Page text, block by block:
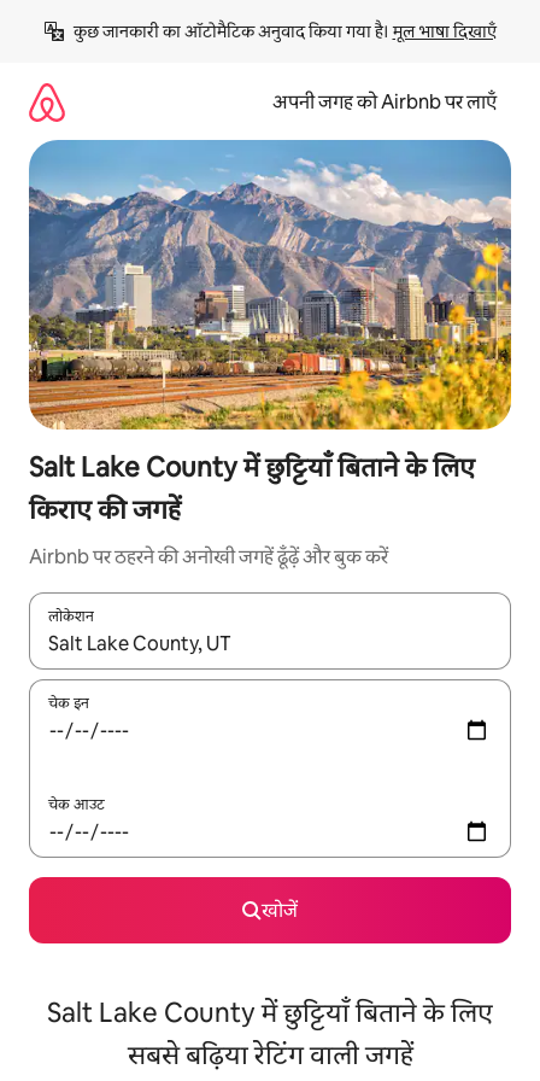
छोड़कर
कॉन्टेंट
कुछ जानकारी का ऑटोमैटिक अनुवाद किया गया है। मूल भाषा दिखाएँ
अपनी जगह को Airbnb पर लाएँ
Salt Lake County में छुट्टियाँ बिताने के लिए
किराए की जगहें
Airbnb पर ठहरने की अनोखी जगहें ढूँढ़ें और बुक करें
लोकेशन
नतीजों के उपलब्ध होने पर, अप और डाउन 'ऐरो की' का इस्तेमाल करके नेविगेट
चेक इन
चेक आउट
खोजें
Salt Lake County में छुट्टियाँ बिताने के लिए
सबसे बढ़िया रेटिंग वाली जगहें